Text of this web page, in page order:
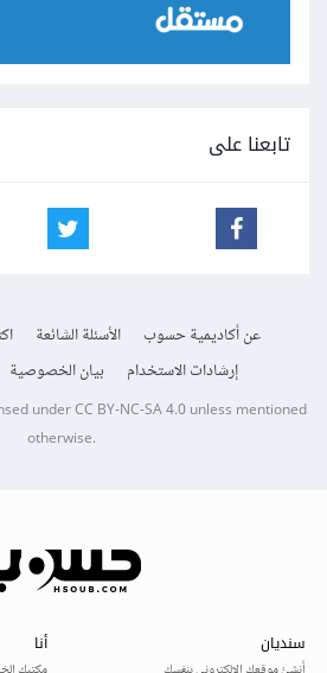
تابعنا على
عن أكاديمية حسوب الأسئلة الشائعة
إرشادات الاستخدام
بيان الخصوصية
underCC BY-NC-SA 4.0unless mentioned
otherwise.